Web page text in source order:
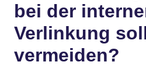
bei der
Verlinkung
vermeiden?